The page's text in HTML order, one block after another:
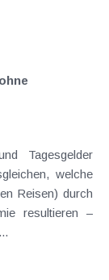
welche
Reisen) durch
resultieren –